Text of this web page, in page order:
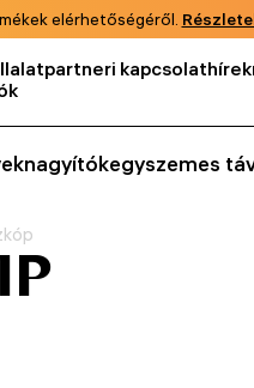
elérhetőségéről.
partneri kapcsolathírek
nagyítókegyszemes